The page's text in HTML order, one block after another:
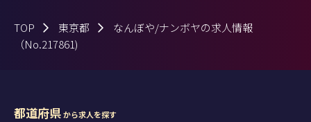
TOP 東京都
なんぼや/ナンボヤの求人情報
（No.217861)
都道府県から求人を探す